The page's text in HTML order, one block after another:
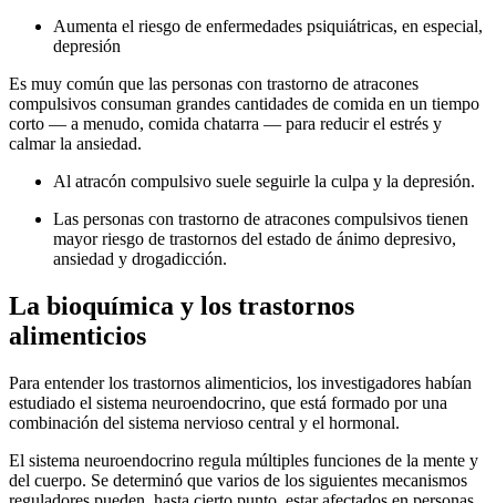
Aumenta el riesgo de enfermedades psiquiátricas, en especial,
depresión
Es muy común que las personas con trastorno de atracones
compulsivos consuman grandes cantidades de comida en un tiempo
corto — a menudo, comida chatarra — para reducir el estrés y
calmar la ansiedad.
Al atracón compulsivo suele seguirle la culpa y la depresión.
Las personas con trastorno de atracones compulsivos tienen
mayor riesgo de trastornos del estado de ánimo depresivo,
ansiedad y drogadicción.
La bioquímica y los trastornos
alimenticios
Para entender los trastornos alimenticios, los investigadores habían
estudiado el sistema neuroendocrino, que está formado por una
combinación del sistema nervioso central y el hormonal.
El sistema neuroendocrino regula múltiples funciones de la mente y
del cuerpo. Se determinó que varios de los siguientes mecanismos